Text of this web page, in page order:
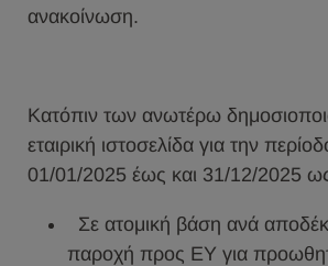
ανακοίνωση.
Κατόπιν των ανωτέρω
εταιρική ιστοσελίδα για την
01/01/2025 έως και 31/12/2025
Σε ατομική βάση ανά
παροχή προς ΕΥ για